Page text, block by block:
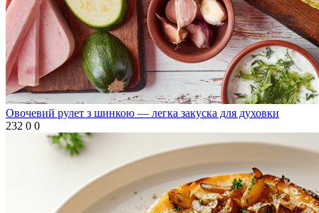
Овочевий рулет з шинкою — легка закуска для духовки
232 0 0